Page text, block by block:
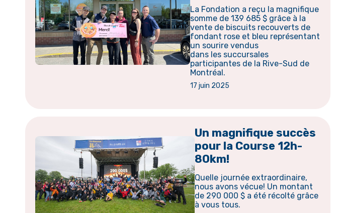
La Fondation a reçu la magnifique
somme de 139 685 $ grâce à la
vente de biscuits recouverts de
fondant rose et bleu représentant
un sourire vendus
dans les succursales
participantes de la Rive-Sud de
Montréal.
17 juin 2025
Un magnifique succès
pour la Course 12h-
80km!
Quelle journée extraordinaire,
nous avons vécue! Un montant
de 290 000 $ a été récolté grâce
à vous tous.